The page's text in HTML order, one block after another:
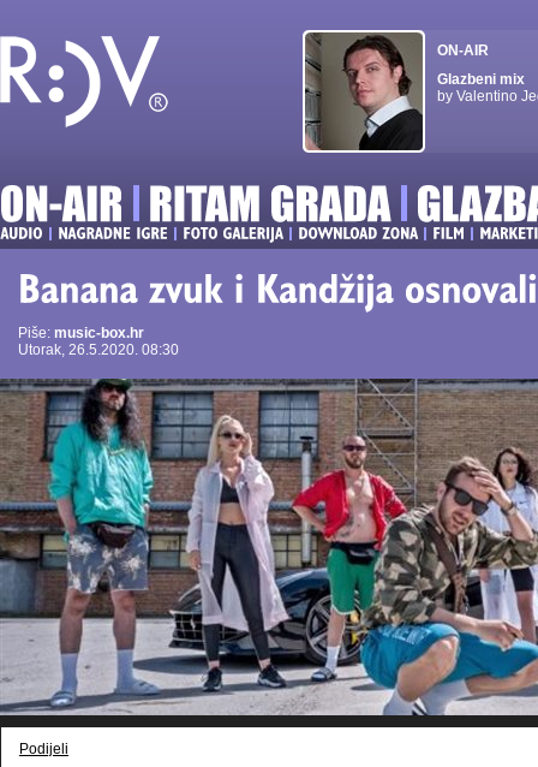
ON-AIR
Glazbeni mix
by Valentino
Piše: music-box.hr
Utorak, 26.5.2020. 08:30
Podijeli